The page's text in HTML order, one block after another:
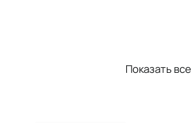
Показать все